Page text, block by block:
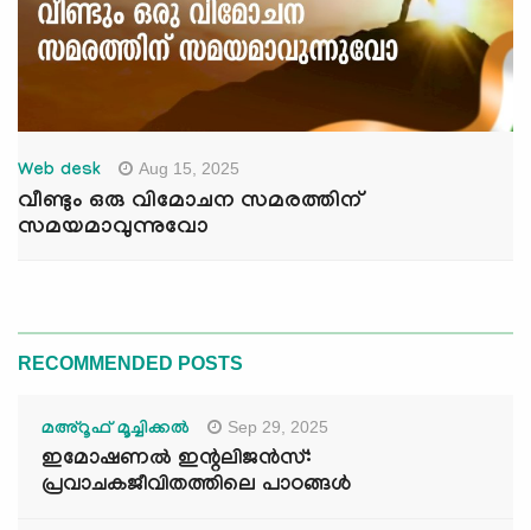
Web desk Aug 15, 2025
വീണ്ടും ഒരു വിമോചന സമരത്തിന്
സമയമാവുന്നുവോ
RECOMMENDED POSTS
മഅ്റൂഫ് മൂച്ചിക്കല്‍ Sep 29, 2025
ഇമോഷണൽ ഇന്റലിജൻസ്:
പ്രവാചകജീവിതത്തിലെ പാഠങ്ങൾ